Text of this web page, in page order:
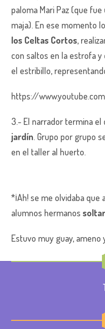
paloma Mari Paz (que
maja). En ese momento
los Celtas Cortos,
con saltos en la estrofa y
el estribillo,
https://
3.- El narrador termina el
jardín. Grupo por grupo
en el taller al huerto.
*¡Ah! se me olvidaba
alumnos hermanos
Estuvo muy guay, ameno